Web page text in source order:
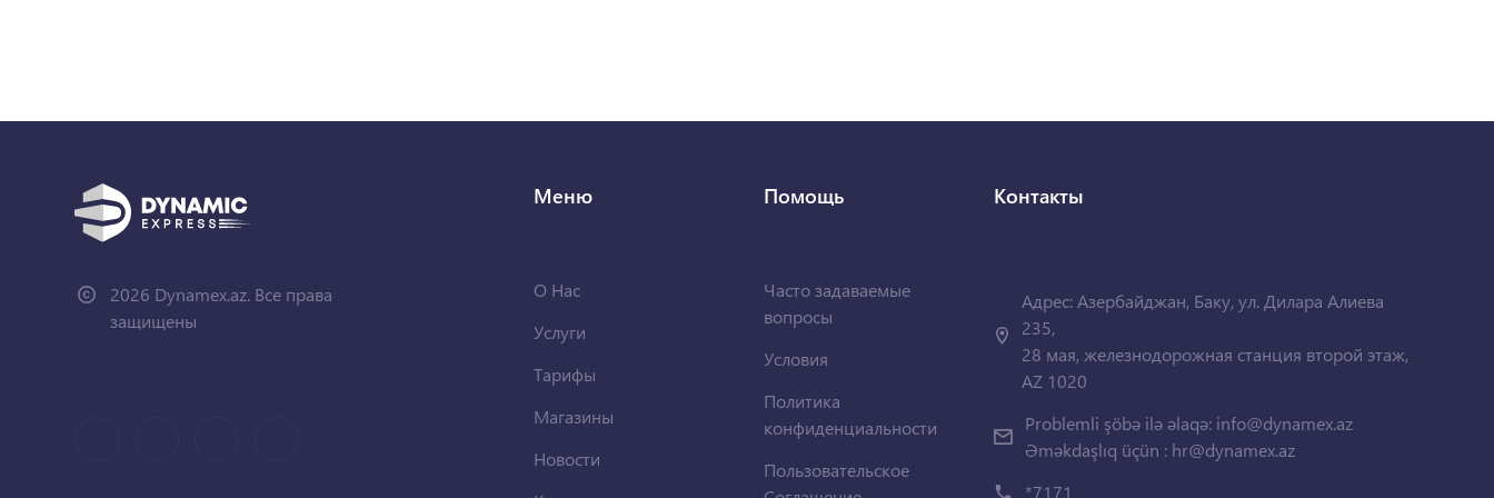
2026 Dynamex.az. Все права
защищены
Меню
О Нас
Услуги
Тарифы
Магазины
Новости
Помощь
Часто задаваемые
вопросы
Условия
Политика
конфиденциальности
Пользовательское
Контакты
Адрес: Азербайджан, Баку, ул. Дилара Алиева
235,
28 мая, железнодорожная станция второй этаж,
AZ 1020
Problemli şöbə ilə əlaqə: info@dynamex.az
Əməkdaşlıq üçün : hr@dynamex.az
*7171